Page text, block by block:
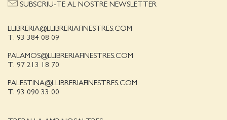
LLIBRERIA@LLIBRERIAFINESTRES.COM
T. 93 384 08 09
PALAMOS@LLIBRERIAFINESTRES.COM
T. 97 213 18 70
PALESTINA@LLIBRERIAFINESTRES.COM
T. 93 090 33 00
SUBSCRIU-TE AL NOSTRE NEWSLETTER